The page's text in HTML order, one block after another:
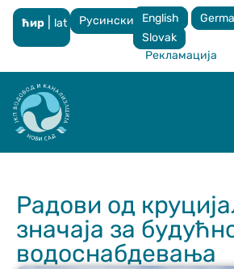
Рекламација
ћир lat Русински English
Slovak
Радови од
значаја за
водоснабдевања